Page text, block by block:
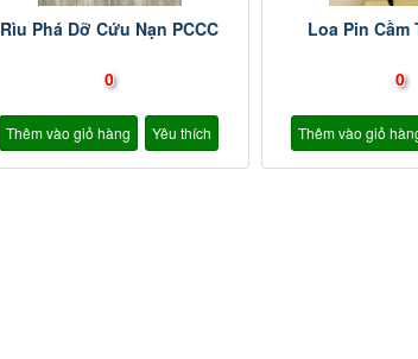
Rìu Phá Dỡ Cứu Nạn PCCC
0
Thêm vào giỏ hàng Yêu thích
Loa Pin Cầm
0
Thêm vào giỏ